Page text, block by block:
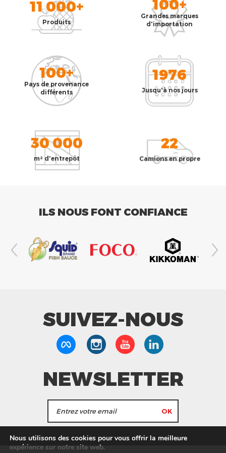
11 000+
Produits
100+
Grandes marques
d'importation
100+
Pays de provenance
différents
1976
Jusqu'à nos jours
30 000
m² d'entrepôt
22
Camions en propre
ILS NOUS FONT CONFIANCE
SUIVEZ-NOUS
NEWSLETTER
J'accepte de recevoir les actualités et les
informations de Tang Frères.
Nous utilisons des cookies pour vous offrir la meilleure
expérience sur notre site web.